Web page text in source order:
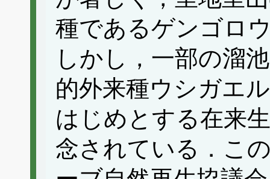
種であるゲンゴロ
しかし，一部の溜
的外来種ウシガエ
はじめとする在来
念されている．こ